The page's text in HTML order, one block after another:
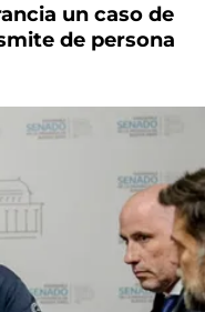
un caso de
de persona